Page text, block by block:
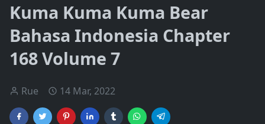
Kuma Kuma Kuma Bear
Bahasa Indonesia Chapter
168 Volume 7
Rue 14 Mar, 2022